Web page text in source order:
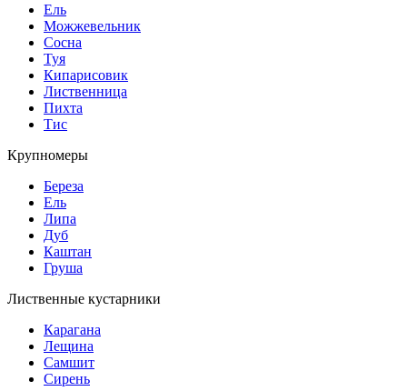
Ель
Можжевельник
Сосна
Туя
Кипарисовик
Лиственница
Пихта
Тис
Крупномеры
Береза
Ель
Липа
Дуб
Каштан
Груша
Лиственные кустарники
Карагана
Лещина
Самшит
Сирень